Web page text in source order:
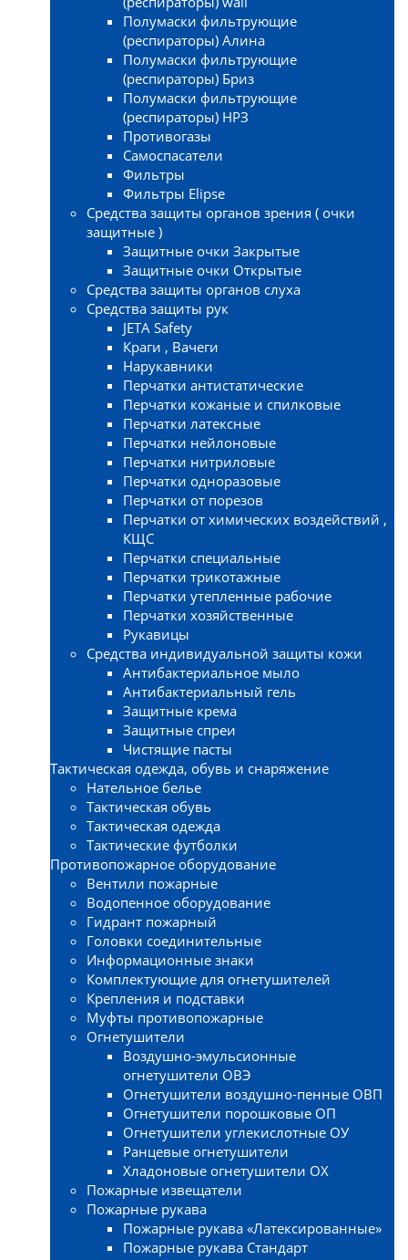
Полумаски фильтрующие
(респираторы) Алина
Полумаски фильтрующие
(респираторы) Бриз
Полумаски фильтрующие
(респираторы) НРЗ
Противогазы
Самоспасатели
Фильтры
Фильтры Elipse
Средства защиты органов зрения ( очки
защитные )
Защитные очки Закрытые
Защитные очки Открытые
Средства защиты органов слуха
Средства защиты рук
JETA Safety
Краги , Вачеги
Нарукавники
Перчатки антистатические
Перчатки кожаные и спилковые
Перчатки латексные
Перчатки нейлоновые
Перчатки нитриловые
Перчатки одноразовые
Перчатки от порезов
Перчатки от химических воздействий ,
КЩС
Перчатки специальные
Перчатки трикотажные
Перчатки утепленные рабочие
Перчатки хозяйственные
Рукавицы
Средства индивидуальной защиты кожи
Антибактериальное мыло
Антибактериальный гель
Защитные крема
Защитные спреи
Чистящие пасты
Тактическая одежда, обувь и снаряжение
Нательное белье
Тактическая обувь
Тактическая одежда
Тактические футболки
Противопожарное оборудование
Вентили пожарные
Водопенное оборудование
Гидрант пожарный
Головки соединительные
Информационные знаки
Комплектующие для огнетушителей
Крепления и подставки
Муфты противопожарные
Огнетушители
Воздушно-эмульсионные
огнетушители ОВЭ
Огнетушители воздушно-пенные ОВП
Огнетушители порошковые ОП
Огнетушители углекислотные ОУ
Ранцевые огнетушители
Хладоновые огнетушители ОХ
Пожарные извещатели
Пожарные рукава
Пожарные рукава «Латексированные»
Пожарные рукава Стандарт